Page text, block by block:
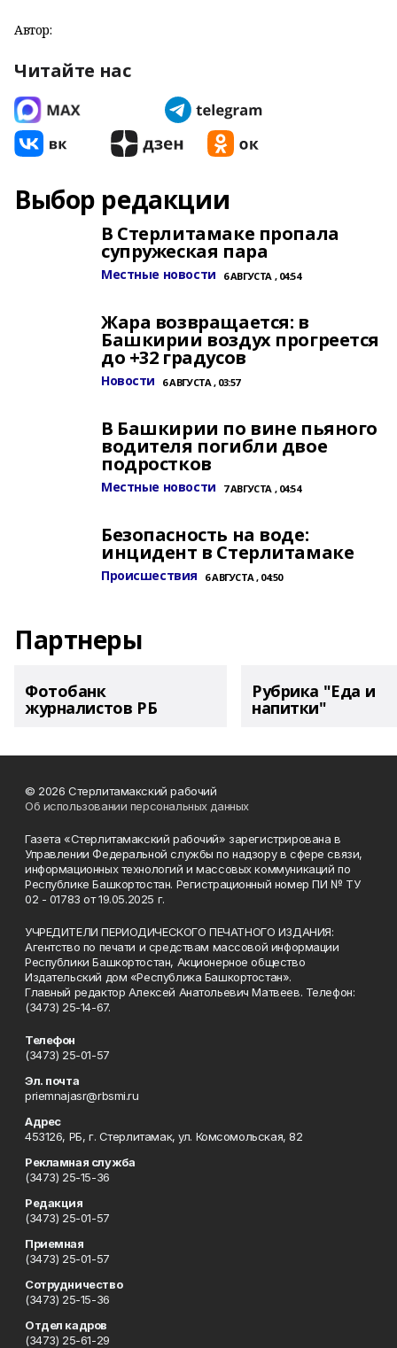
Автор:
Читайте нас
Выбор редакции
В Стерлитамаке пропала
супружеская пара
Местные новости 6 АВГУСТА , 04:54
Жара возвращается: в
Башкирии воздух прогреется
до +32 градусов
Новости 6 АВГУСТА , 03:57
В Башкирии по вине пьяного
водителя погибли двое
подростков
Местные новости 7 АВГУСТА , 04:54
Безопасность на воде:
инцидент в Стерлитамаке
Происшествия 6 АВГУСТА , 04:50
Партнеры
Фотобанк
журналистов РБ
Рубрика "Еда и
напитки"
© 2026 Стерлитамакский рабочий
Об использовании персональных данных
Газета «Стерлитамакский рабочий» зарегистрирована в
Управлении Федеральной службы по надзору в сфере связи,
информационных технологий и массовых коммуникаций по
Республике Башкортостан. Регистрационный номер ПИ № ТУ
02 - 01783 от 19.05.2025 г.
УЧРЕДИТЕЛИ ПЕРИОДИЧЕСКОГО ПЕЧАТНОГО ИЗДАНИЯ:
Агентство по печати и средствам массовой информации
Республики Башкортостан, Акционерное общество
Издательский дом «Республика Башкортостан».
Главный редактор Алексей Анатольевич Матвеев. Телефон:
(3473) 25-14-67.
Телефон
(3473) 25-01-57
Эл. почта
priemnajasr@rbsmi.ru
Адрес
453126, РБ, г. Стерлитамак, ул. Комсомольская, 82
Рекламная служба
(3473) 25-15-36
Редакция
(3473) 25-01-57
Приемная
(3473) 25-01-57
Сотрудничество
(3473) 25-15-36
Отдел кадров
(3473) 25-61-29